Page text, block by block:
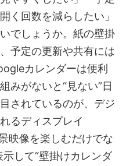
く回数を減らしたい」
でしょうか。紙の壁掛
予定の更新や共有には
カレンダーは便利
みがないと“見ない”日
されているのが、デジ
るディスプレイ
映像を楽しむだけでな
して“壁掛けカレンダ